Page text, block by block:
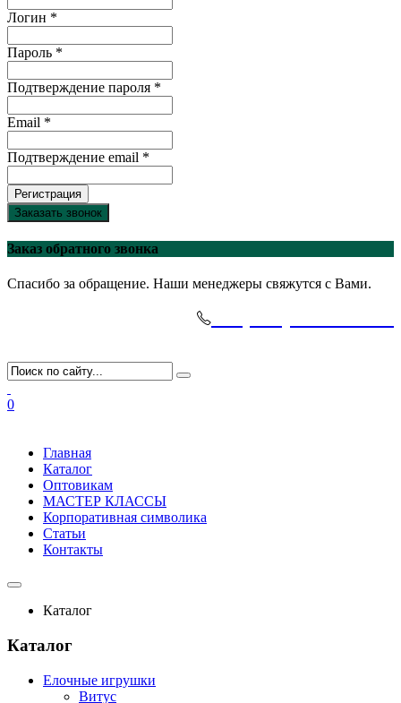
Логин *
Пароль *
Подтверждение пароля *
Email *
Подтверждение email *
Регистрация
Заказать звонок
Заказ обратного звонка
Спасибо за обращение. Наши менеджеры свяжутся с Вами.
0
Главная
Каталог
Оптовикам
МАСТЕР КЛАССЫ
Корпоративная символика
Статьи
Контакты
Каталог
Каталог
Елочные игрушки
Витус